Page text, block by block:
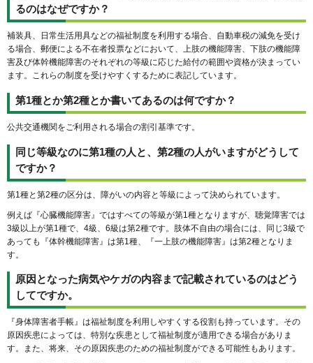
るのはなぜですか？
補装具、日常生活用具などの福祉制度を利用する場合、自動車税の減免を受け
る場合、郵便による不在者投票などにおいて、上肢の機能障害、下肢の機能障
害及び体幹機能障害のそれぞれの等級に応じた給付の範囲や資格が決まってい
ます。これらの制度を受けやすくするために表記しています。
第1種とか第2種とか書いてあるのは何ですか？
公共交通機関をご利用される場合の割引基準です。
同じ等級なのに第1種の人と、第2種の人がいますがどうして
ですか？
第1種と第2種の区分は、障がいの内容と等級によって決められています。
例えば『心臓機能障害』ではすべての等級が第1種となりますが、聴覚障害では
3級以上が第1種で、4級、6級は第2種です。肢体不自由の場合には、同じ3級で
あっても『体幹機能障害』は第1種、『一上肢の機能障害』は第2種となりま
す。
原因となった病気やケガの内容まで記載されているのはどう
してですか。
『身体障害者手帳』は福祉制度を利用しやすくする役割も持っています。その
原因疾患によっては、特別な疾患として福祉制度が適用できる場合がありま
す。また、将来、その原因疾患のための福祉制度ができる可能性もあります。